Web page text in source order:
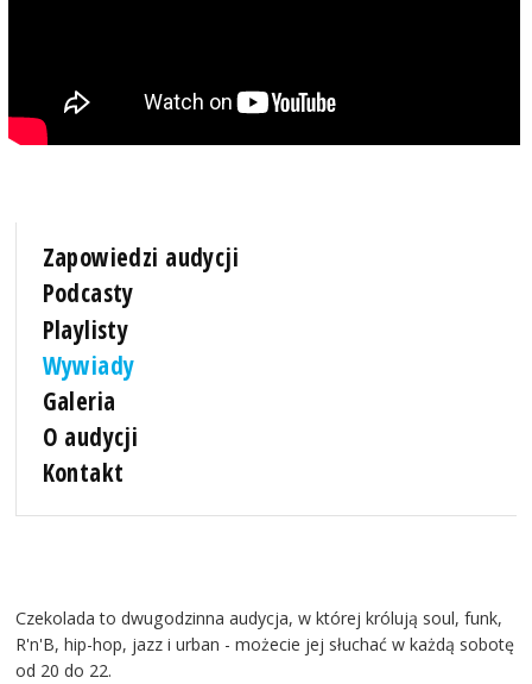
Zapowiedzi audycji
Podcasty
Playlisty
Wywiady
Galeria
O audycji
Kontakt
Czekolada to dwugodzinna audycja, w której królują soul, funk,
R'n'B, hip-hop, jazz i urban - możecie jej słuchać w każdą sobotę
od 20 do 22.